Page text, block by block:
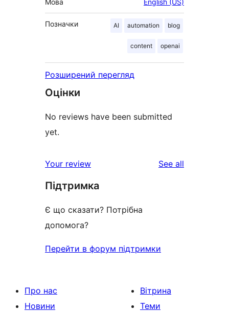
Мова English (US)
Позначки AI automation blog
content openai
Розширений перегляд
Оцінки
No reviews have been submitted
yet.
Your review See all
Підтримка
Є що сказати? Потрібна
допомога?
Перейти в форум підтримки
Про нас
Новини
Вітрина
Теми